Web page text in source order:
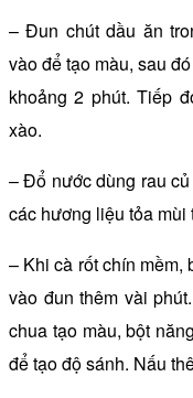
– Đun chút dầu ăn
vào để tạo màu, sau
khoảng 2 phút. Tiếp
xào.
– Đổ nước dùng rau
các hương liệu tỏa mùi
– Khi cà rốt chín mềm,
vào đun thêm vài
chua tạo màu, bột
để tạo độ sánh. Nấu